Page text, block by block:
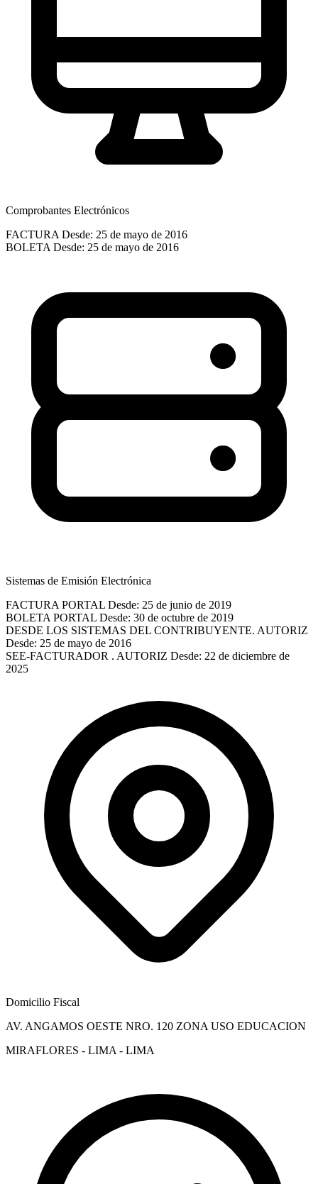
Comprobantes Electrónicos
FACTURA Desde: 25 de mayo de 2016
BOLETA Desde: 25 de mayo de 2016
Sistemas de Emisión Electrónica
FACTURA PORTAL Desde: 25 de junio de 2019
BOLETA PORTAL Desde: 30 de octubre de 2019
DESDE LOS SISTEMAS DEL CONTRIBUYENTE. AUTORIZ
Desde: 25 de mayo de 2016
SEE-FACTURADOR . AUTORIZ Desde: 22 de diciembre de
2025
Domicilio Fiscal
AV. ANGAMOS OESTE NRO. 120 ZONA USO EDUCACION
MIRAFLORES - LIMA - LIMA